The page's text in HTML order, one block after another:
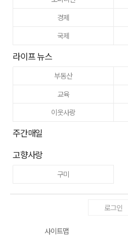
경제
국제
라이프 뉴스
부동산
교육
이웃사랑
주간매일
고향사랑
구미
로그인
사이트맵